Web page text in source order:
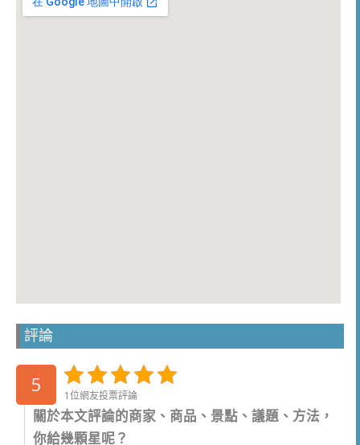
評論
5 1位網友投票評論
關於本文評論的商家、商品、景點、議題、方法，
你給幾顆星呢？